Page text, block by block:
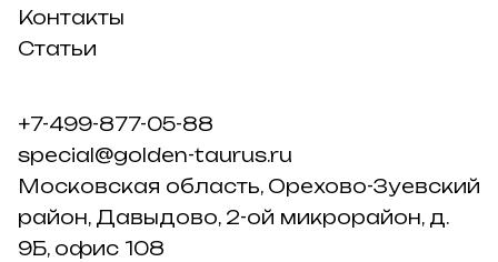
Контакты
Статьи
+7-499-877-05-88
special@golden-taurus.ru
Московская область, Орехово-Зуевский
район, Давыдово, 2-ой микрорайон, д.
9Б, офис 108